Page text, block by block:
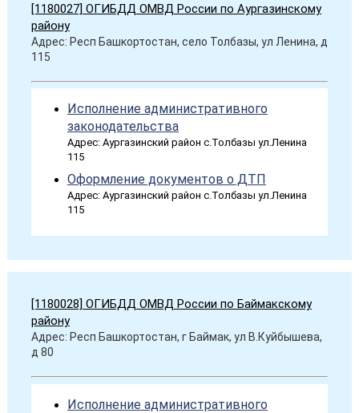
[1180027] ОГИБДД ОМВД России по Аургазинскому
району
Адрес: Респ Башкортостан, село Толбазы, ул Ленина, д
115
Исполнение административного
законодательства
Адрес: Аургазинский район с.Толбазы ул.Ленина
115
Оформление документов о ДТП
Адрес: Аургазинский район с.Толбазы ул.Ленина
115
[1180028] ОГИБДД ОМВД России по Баймакскому
району
Адрес: Респ Башкортостан, г Баймак, ул В.Куйбышева,
д 80
Исполнение административного